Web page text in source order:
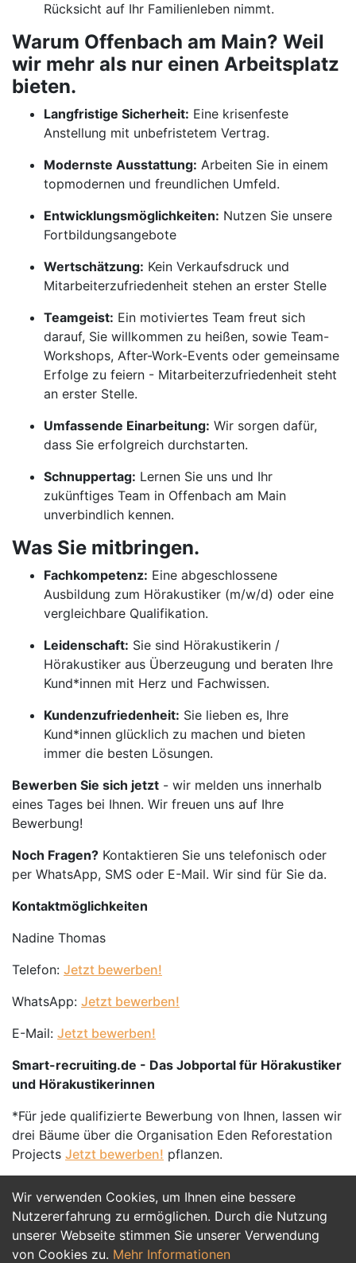
Wir verwenden Cookies, um Ihnen eine bessere
Nutzererfahrung zu ermöglichen. Durch die Nutzung
unserer Webseite stimmen Sie unserer Verwendung
von Cookies zu. Mehr Informationen
Rücksicht auf Ihr Familienleben nimmt.
Warum Offenbach am Main? Weil
wir mehr als nur einen Arbeitsplatz
bieten.
Langfristige Sicherheit: Eine krisenfeste
Anstellung mit unbefristetem Vertrag.
Modernste Ausstattung: Arbeiten Sie in einem
topmodernen und freundlichen Umfeld.
Entwicklungsmöglichkeiten: Nutzen Sie unsere
Fortbildungsangebote
Wertschätzung: Kein Verkaufsdruck und
Mitarbeiterzufriedenheit stehen an erster Stelle
Teamgeist: Ein motiviertes Team freut sich
darauf, Sie willkommen zu heißen, sowie Team-
Workshops, After-Work-Events oder gemeinsame
Erfolge zu feiern - Mitarbeiterzufriedenheit steht
an erster Stelle.
Umfassende Einarbeitung: Wir sorgen dafür,
dass Sie erfolgreich durchstarten.
Schnuppertag: Lernen Sie uns und Ihr
zukünftiges Team in Offenbach am Main
unverbindlich kennen.
Was Sie mitbringen.
Fachkompetenz: Eine abgeschlossene
Ausbildung zum Hörakustiker (m/w/d) oder eine
vergleichbare Qualifikation.
Leidenschaft: Sie sind Hörakustikerin /
Hörakustiker aus Überzeugung und beraten Ihre
Kund*innen mit Herz und Fachwissen.
Kundenzufriedenheit: Sie lieben es, Ihre
Kund*innen glücklich zu machen und bieten
immer die besten Lösungen.
Bewerben Sie sich jetzt - wir melden uns innerhalb
eines Tages bei Ihnen. Wir freuen uns auf Ihre
Bewerbung!
Noch Fragen? Kontaktieren Sie uns telefonisch oder
per WhatsApp, SMS oder E-Mail. Wir sind für Sie da.
Kontaktmöglichkeiten
Nadine Thomas
Telefon: Jetzt bewerben!
WhatsApp: Jetzt bewerben!
E-Mail: Jetzt bewerben!
Smart-recruiting.de - Das Jobportal für Hörakustiker
und Hörakustikerinnen
*Für jede qualifizierte Bewerbung von Ihnen, lassen wir
drei Bäume über die Organisation Eden Reforestation
Projects Jetzt bewerben! pflanzen.
Jetzt Bewerben